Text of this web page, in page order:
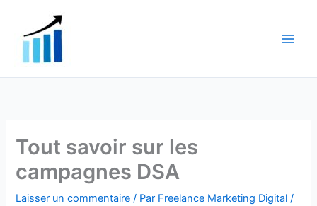
contenu
Tout savoir sur les
campagnes DSA
Laisser un commentaire / Par Freelance Marketing Digital/